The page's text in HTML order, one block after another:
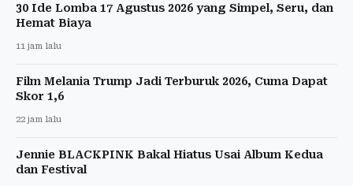
30 Ide Lomba 17 Agustus 2026 yang Simpel, Seru, dan
Hemat Biaya
11 jam lalu
Film Melania Trump Jadi Terburuk 2026, Cuma Dapat
Skor 1,6
22 jam lalu
Jennie BLACKPINK Bakal Hiatus Usai Album Kedua
dan Festival